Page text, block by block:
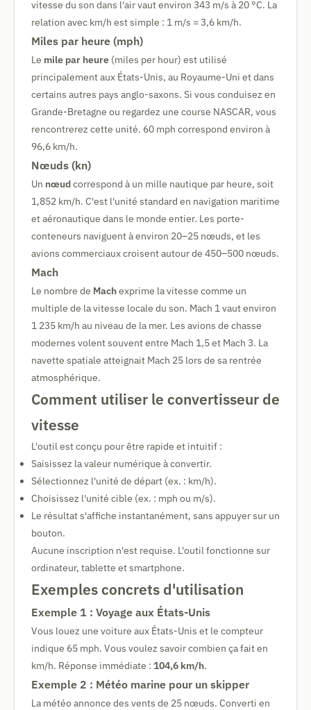
vitesse du son dans l'air vaut environ 343 m/s à 20 °C. La
relation avec km/h est simple : 1 m/s = 3,6 km/h.
Miles par heure (mph)
Le mile par heure (miles per hour) est utilisé
principalement aux États-Unis, au Royaume-Uni et dans
certains autres pays anglo-saxons. Si vous conduisez en
Grande-Bretagne ou regardez une course NASCAR, vous
rencontrerez cette unité. 60 mph correspond environ à
96,6 km/h.
Nœuds (kn)
Un nœudcorrespond à un mille nautique par heure, soit
1,852 km/h. C'est l'unité standard en navigation maritime
et aéronautique dans le monde entier. Les porte-
conteneurs naviguent à environ 20–25 nœuds, et les
avions commerciaux croisent autour de 450–500 nœuds.
Mach
Le nombre de Machexprime la vitesse comme un
multiple de la vitesse locale du son. Mach 1 vaut environ
1 235 km/h au niveau de la mer. Les avions de chasse
modernes volent souvent entre Mach 1,5 et Mach 3. La
navette spatiale atteignait Mach 25 lors de sa rentrée
atmosphérique.
Comment utiliser le convertisseur de
vitesse
L'outil est conçu pour être rapide et intuitif :
Saisissez la valeur numérique à convertir.
Sélectionnez l'unité de départ (ex. : km/h).
Choisissez l'unité cible (ex. : mph ou m/s).
Le résultat s'affiche instantanément, sans appuyer sur un
bouton.
Aucune inscription n'est requise. L'outil fonctionne sur
ordinateur, tablette et smartphone.
Exemples concrets d'utilisation
Exemple 1 : Voyage aux États-Unis
Vous louez une voiture aux États-Unis et le compteur
indique 65 mph. Vous voulez savoir combien ça fait en
km/h. Réponse immédiate : 104,6 km/h.
Exemple 2 : Météo marine pour un skipper
La météo annonce des vents de 25 nœuds. Converti en